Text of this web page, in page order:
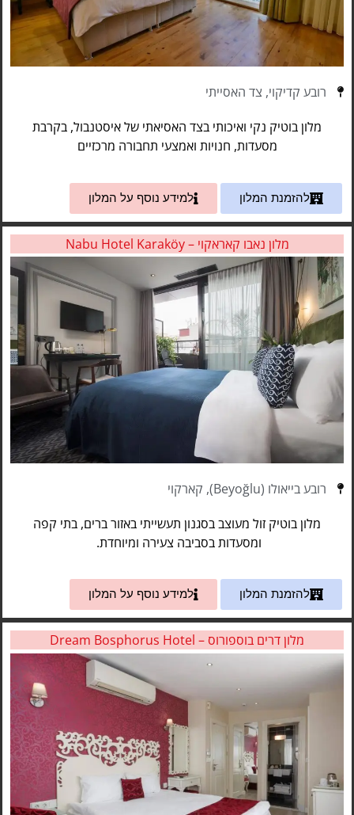
רובע קדיקוי, צד האסייתי
מלון בוטיק נקי ואיכותי בצד האסיאתי של איסטנבול, בקרבת
מסעדות, חנויות ואמצעי תחבורה מרכזיים
להזמנת המלון למידע נוסף על המלון
מלון נאבו קאראקוי – Nabu Hotel Karaköy
רובע בייאולו (Beyoğlu), קארקוי
מלון בוטיק זול מעוצב בסגנון תעשייתי באזור ברים, בתי קפה
ומסעדות בסביבה צעירה ומיוחדת.
להזמנת המלון למידע נוסף על המלון
מלון דרים בוספורוס – Dream Bosphorus Hotel